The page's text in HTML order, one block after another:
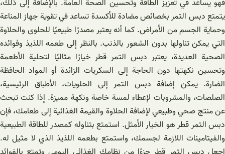
فهو يساعد في تعزيز الطاقة وتحسين الصحة العامة. بالإضافة إلى ذلك،
يتمتع دبس التمر بخصائص مضادة للأكسدة تساعد في تقوية جهاز المناعة
وحماية الجسم من الأمراض. كما أنه يعتبر مصدرًا طبيعيًا للحلوى والحلاوة
التي يمكن تناولها بدون الشعور بالذنب. بالنظر إلى طعمه اللذيذ وفوائده
الصحية العديدة، يعتبر دبس التمر قطر خيارًا مثاليًا لتحلية الأطعمة
وتحسين نكهتها دون الحاجة إلى السكريات الزائدة أو المواد الحافظة
الضارة. يمكن إضافة دبس التمر إلى الحلويات، الأطباق الرئيسية،
الصلصات، والمشروبات لإعطاء لمسة خاصة ونكهة مميزة. إذا كنت تبحث
عن منتج صحي وطبيعي لإضافة الحلاوة والقيمة الغذائية إلى طعامك، فإن
دبس التمر قطر هو الخيار الأمثل. استمتع بتناوله كمصدر للطاقة الطبيعية
والفيتامينات اللازمة لجسمك، واستمتع بطعمه اللذيذ الذي لا مثيل له.